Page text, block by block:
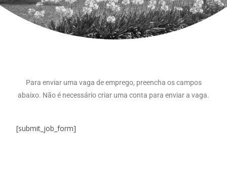
Para enviar uma vaga de emprego, preencha os campos
abaixo. Não é necessário criar uma conta para enviar a vaga.
[submit_job_form]